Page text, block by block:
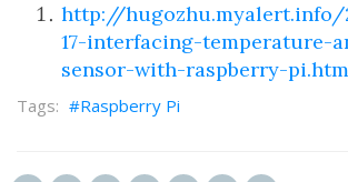
http://
17-interfacing-temperature-
sensor-with-raspberry-
Raspberry Pi